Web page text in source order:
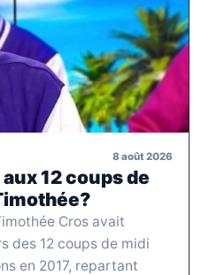
8 août 2026
12 coups de
Cros avait
des 12 coups de midi
en 2017, repartant